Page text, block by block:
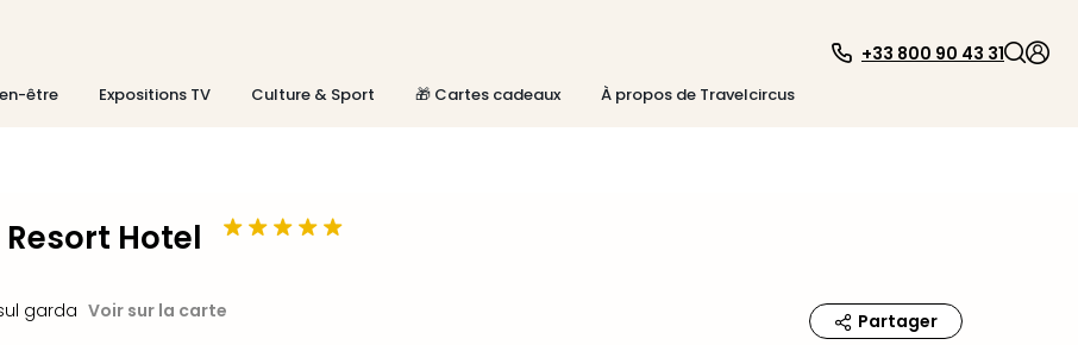
être Expositions TV Culture & Sport 🎁 Cartes cadeaux À propos de Travelcircus
+33 800 90 43 31
Hotel
garda Voir sur la carte Partager